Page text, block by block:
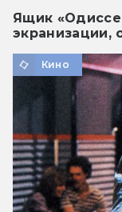
Ящик
экранизации,
Кино